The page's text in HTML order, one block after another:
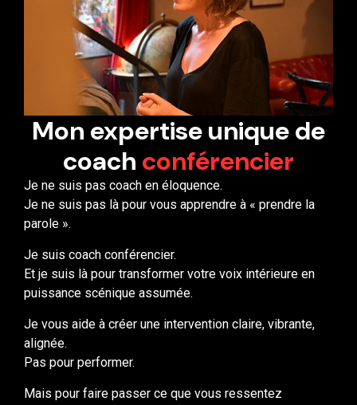
Mon expertise unique de
coachconférencier
Je ne suis pas coach en éloquence.
Je ne suis pas là pour vous apprendre à « prendre la
parole ».
Je suis coach conférencier.
Et je suis là pour transformer votre voix intérieure en
puissance scénique assumée.
Je vous aide à créer une intervention claire, vibrante,
alignée.
Pas pour performer.
Mais pour faire passer ce que vous ressentez
au cœur et aux tripes de ceux qui vous écoutent.
transformer la matière brute : votre histoire, votre